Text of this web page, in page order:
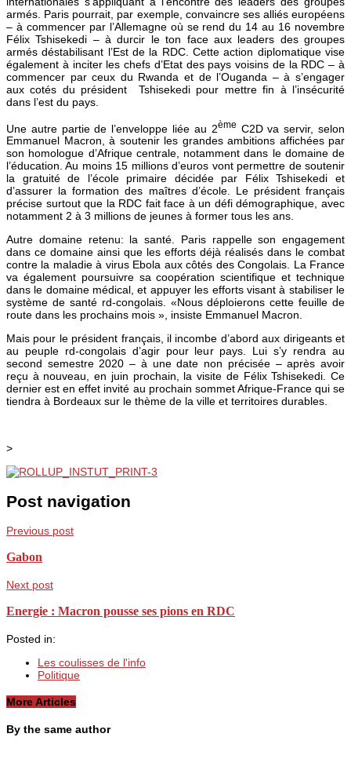
armés. Paris pourrait, par exemple, convaincre ses alliés européens
– à commencer par l’Allemagne où se rend du 14 au 16 novembre
Félix Tshisekedi – à durcir le ton face aux leaders des groupes
armés déstabilisant l’Est de la RDC. Cette action diplomatique vise
également à inciter les chefs d’Etat des pays voisins de la RDC – à
commencer par ceux du Rwanda et de l’Ouganda – à s’engager
aux cotés du président Tshisekedi pour mettre fin à l’insécurité
dans l’est du pays.
Une autre partie de l’enveloppe liée au 2ème C2D va servir, selon
Emmanuel Macron, à soutenir les grandes ambitions affichées par
son homologue d’Afrique centrale, notamment dans le domaine de
l’éducation. Au moins 15 millions d’euros vont permettre de soutenir
la gratuité de l’école primaire décidée par Félix Tshisekedi et
d’assurer la formation des maîtres d’école. Le président français
précise surtout que la RDC fait face à un défi démographique, avec
notamment 2 à 3 millions de jeunes à former tous les ans.
Autre domaine retenu: la santé. Paris rappelle son engagement
dans ce domaine ainsi que les efforts déjà réalisés dans le combat
contre la maladie à virus Ebola aux côtés des Congolais. La France
va également poursuivre sa coopération scientifique et technique
dans le domaine médical, et appuyer les efforts visant à stabiliser le
système de santé rd-congolais. «Nous déploierons cette feuille de
route dans les prochains mois », insiste Emmanuel Macron.
Mais pour le président français, il incombe d’abord aux dirigeants et
au peuple rd-congolais d’agir pour leur pays. Lui s’y rendra au
second semestre 2020 – à une date non précisée – après avoir
reçu à nouveau, en juin prochain, la visite de Félix Tshisekedi. Ce
dernier est en effet invité au prochain sommet Afrique-France qui se
tiendra à Bordeaux sur le thème de la ville et territoires durables.
>
Post navigation
Previous post
Gabon
Next post
Energie : Macron pousse ses pions en RDC
Posted in:
Les coulisses de l'info
Politique
More Articles
By the same author